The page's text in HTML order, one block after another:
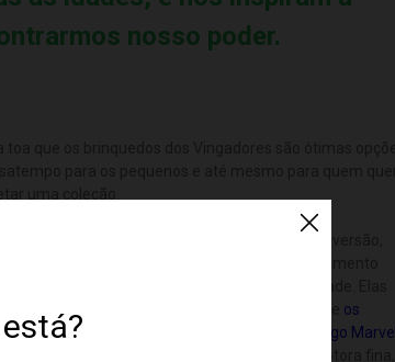
nosso poder.
além de itens incríveis para garantir a diversão,
importantes para contribuir no desenvolvimento
e motor das crianças, estimulando a curiosidade. Elas
os
do Homem-Aranha
Lego Marvel